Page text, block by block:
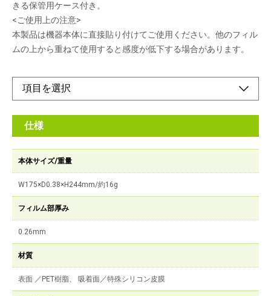
きる保管用ケース付き。
<ご使用上の注意>
本製品は機器本体に直接貼り付けてご使用ください。他のフィル
ムの上から重ねて使用すると感度が低下する場合があります。
仕様
本体サイズ/重量
W175×D0.38×H244mm/約16g
フィルム部厚み
0.26mm
材質
表面 ／PET樹脂、 吸着面／特殊シリコン皮膜